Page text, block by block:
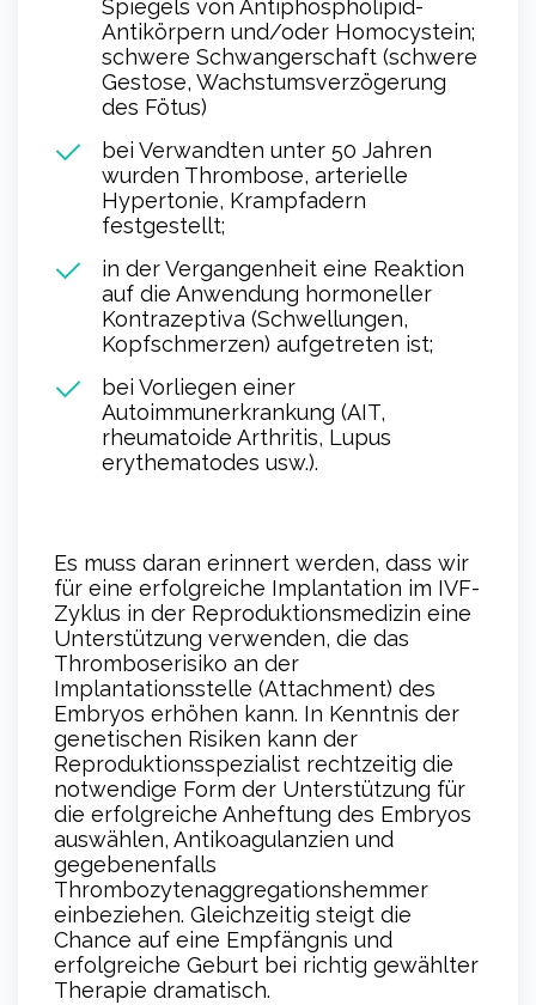
Spiegels von Antiphospholipid-
Antikörpern und/oder Homocystein;
schwere Schwangerschaft (schwere
Gestose, Wachstumsverzögerung
des Fötus)
bei Verwandten unter 50 Jahren
wurden Thrombose, arterielle
Hypertonie, Krampfadern
festgestellt;
in der Vergangenheit eine Reaktion
auf die Anwendung hormoneller
Kontrazeptiva (Schwellungen,
Kopfschmerzen) aufgetreten ist;
bei Vorliegen einer
Autoimmunerkrankung (AIT,
rheumatoide Arthritis, Lupus
erythematodes usw.).
Es muss daran erinnert werden, dass wir
für eine erfolgreiche Implantation im IVF-
Zyklus in der Reproduktionsmedizin eine
Unterstützung verwenden, die das
Thromboserisiko an der
Implantationsstelle (Attachment) des
Embryos erhöhen kann. In Kenntnis der
genetischen Risiken kann der
Reproduktionsspezialist rechtzeitig die
notwendige Form der Unterstützung für
die erfolgreiche Anheftung des Embryos
auswählen, Antikoagulanzien und
gegebenenfalls
Thrombozytenaggregationshemmer
einbeziehen. Gleichzeitig steigt die
Chance auf eine Empfängnis und
erfolgreiche Geburt bei richtig gewählter
Therapie dramatisch.